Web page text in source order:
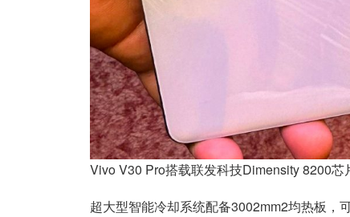
Vivo V30 Pro搭载联发科技Dimensity 8200芯
超大型智能冷却系统配备3002mm2均热板，